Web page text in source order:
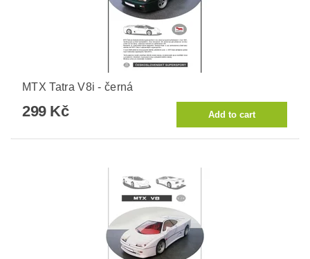
MTX Tatra V8i - černá
299 Kč